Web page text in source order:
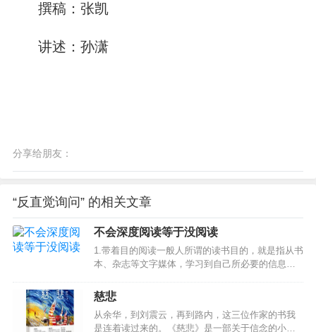
撰稿：张凯
讲述：孙潇
分享给朋友：
“反直觉询问” 的相关文章
不会深度阅读等于没阅读
1.带着目的阅读一般人所谓的读书目的，就是指从书
本、杂志等文字媒体，学习到自己所必要的信息资
信息，也就是提高效率的读书法，这一点是大家所
公认的。为了有效率的读书，只要阅读自己所需信
息的那几页，阅读书本的目的即已算达到了。例
慈悲
从余华，到刘震云，再到路内，这三位作家的书我
是连着读过来的。《慈悲》是一部关于信念的小